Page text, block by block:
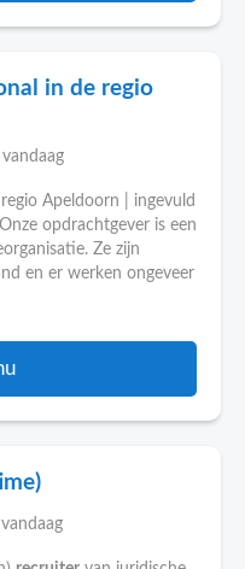
in de regio
vandaag
Apeldoorn | ingevuld
opdrachtgever is een
Ze zijn
en er werken ongeveer
vandaag